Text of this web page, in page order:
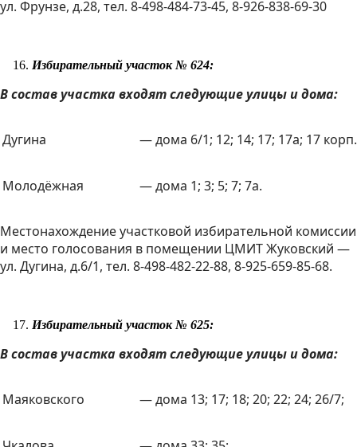
ул. Фрунзе, д.28, тел. 8-498-484-73-45, 8-926-838-69-30
Избирательный участок № 624:
В состав участка входят следующие улицы и дома:
Дугина — дома 6/1; 12; 14; 17; 17а; 17
Молодёжная — дома 1; 3; 5; 7; 7а.
Местонахождение участковой избирательной комиссии
и место голосования в помещении ЦМИТ Жуковский —
ул. Дугина, д.6/1, тел. 8-498-482-22-88, 8-925-659-85-68.
Избирательный участок № 625:
В состав участка входят следующие улицы и дома:
Маяковского — дома 13; 17; 18; 20; 22; 24; 26/7;